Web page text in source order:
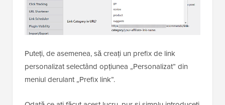
Puteți, de asemenea, să creați un prefix de link
personalizat selectând opțiunea „Personalizat” din
meniul derulant „Prefix link”.